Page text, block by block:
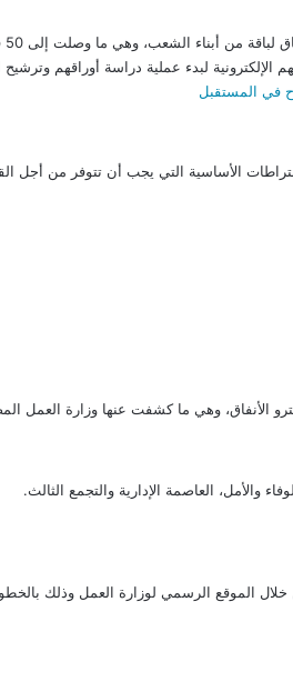
الإلكترونية لبدء عملية دراسة أوراقهم وترشيح
في المستقبل
الأساسية التي يجب أن تتوفر من أجل
الأنفاق، وهي ما كشفت عنها وزارة العمل
والأمل، العاصمة الإدارية والتجمع الثالث.
الموقع الرسمي لوزارة العمل وذلك